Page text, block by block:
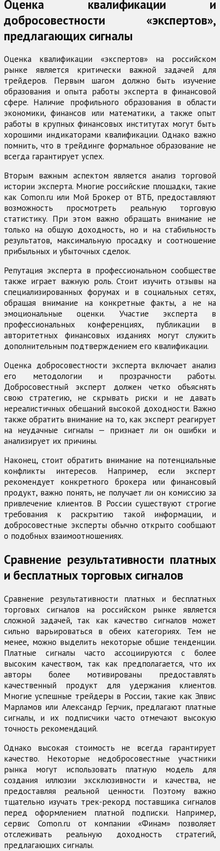
Оценка квалификации и
добросовестности «экспертов»,
предлагающих сигналы
Оценка квалификации «экспертов» на российском
рынке является критически важной задачей для
трейдеров. Первым шагом должно быть изучение
образования и опыта работы эксперта в финансовой
сфере. Наличие профильного образования в области
экономики, финансов или математики, а также опыт
работы в крупных финансовых институтах могут быть
хорошими индикаторами квалификации. Однако важно
помнить, что в трейдинге формальное образование не
всегда гарантирует успех.
Вторым важным аспектом является анализ торговой
истории эксперта. Многие российские площадки, такие
как Comon.ru или Мой Брокер от ВТБ, предоставляют
возможность просмотреть реальную торговую
статистику. При этом важно обращать внимание не
только на общую доходность, но и на стабильность
результатов, максимальную просадку и соотношение
прибыльных и убыточных сделок.
Репутация эксперта в профессиональном сообществе
также играет важную роль. Стоит изучить отзывы на
специализированных форумах и в социальных сетях,
обращая внимание на конкретные факты, а не на
эмоциональные оценки. Участие эксперта в
профессиональных конференциях, публикации в
авторитетных финансовых изданиях могут служить
дополнительным подтверждением его квалификации.
Оценка добросовестности эксперта включает анализ
его методологии и прозрачности работы.
Добросовестный эксперт должен четко объяснять
свою стратегию, не скрывать риски и не давать
нереалистичных обещаний высокой доходности. Важно
также обратить внимание на то, как эксперт реагирует
на неудачные сигналы — признает ли он ошибки и
анализирует их причины.
Наконец, стоит обратить внимание на потенциальные
конфликты интересов. Например, если эксперт
рекомендует конкретного брокера или финансовый
продукт, важно понять, не получает ли он комиссию за
привлечение клиентов. В России существуют строгие
требования к раскрытию такой информации, и
добросовестные эксперты обычно открыто сообщают
о подобных взаимоотношениях.
Сравнение результативности платных
и бесплатных торговых сигналов
Сравнение результативности платных и бесплатных
торговых сигналов на российском рынке является
сложной задачей, так как качество сигналов может
сильно варьироваться в обеих категориях. Тем не
менее, можно выделить некоторые общие тенденции.
Платные сигналы часто ассоциируются с более
высоким качеством, так как предполагается, что их
авторы более мотивированы предоставлять
качественный продукт для удержания клиентов.
Многие успешные трейдеры в России, такие как Элвис
Марламов или Александр Герчик, предлагают платные
сигналы, и их подписчики часто отмечают высокую
точность рекомендаций.
Однако высокая стоимость не всегда гарантирует
качество. Некоторые недобросовестные участники
рынка могут использовать платную модель для
создания иллюзии эксклюзивности и качества, не
предоставляя реальной ценности. Поэтому важно
тщательно изучать трек-рекорд поставщика сигналов
перед оформлением платной подписки. Например,
сервис Comon.ru от компании «Финам» позволяет
отслеживать реальную доходность стратегий,
предлагающих сигналы.